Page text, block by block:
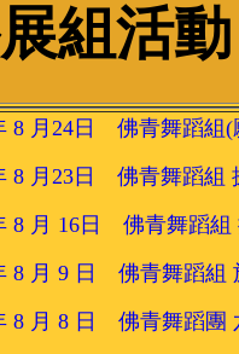
組活動
8 月24日 佛青舞蹈組
8 月23日 佛青舞蹈組
8 月 16日 佛青舞蹈組
8 月 9 日 佛青舞蹈組
8 月 8 日 佛青舞蹈團